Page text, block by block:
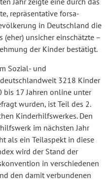
repräsentative forsa-
in Deutschland die
(eher) unsicher einschätzte –
der Kinder bestätigt.
Sozial- und
3218 Kinder
bis 17 Jahren online unter
wurden, ist Teil des 2.
Kinderhilfswerkes. Den
im nächsten Jahr
als ein Teilaspekt in diese
wird der Stand der
in verschiedenen
den damit verbundenen